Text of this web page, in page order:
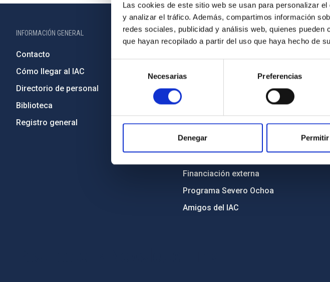
Las cookies de este sitio web se usan para personalizar
y analizar el tráfico. Además, compartimos información
redes sociales, publicidad y análisis web, quienes
que hayan recopilado a partir del uso que haya hecho de
consentimiento
Necesarias Preferencias
Denegar
INFORMACIÓN GENERAL
Contacto
Cómo llegar al IAC
Directorio de personal
Biblioteca
Registro general
INFORMACIÓN INSTITUCIONAL
Código ético y política antifraude
Igualdad y diversidad de género
Forever IAC
Medio Ambiente y Sostenibilidad
Financiación externa
Programa Severo Ochoa
Amigos del IAC